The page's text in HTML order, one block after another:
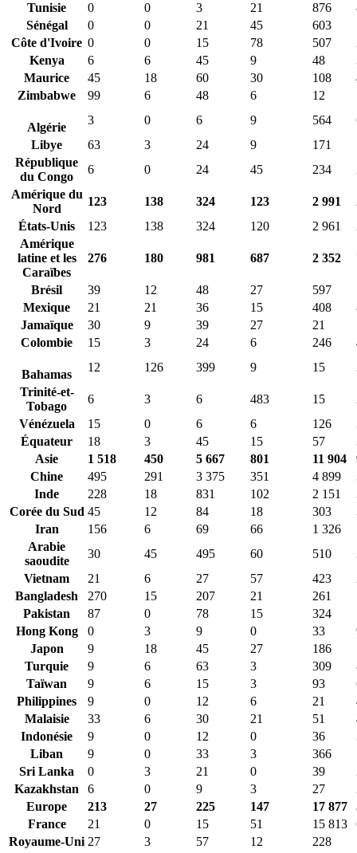
Tunisie
0 0 3 21 876
Sénégal
0 0 21 45 603
Côte d'Ivoire 0 0 15 78 507
Kenya
6 6 45 9 48
Maurice
45 18 60 30 108
Zimbabwe
99 6 48 6 12
Algérie
3 0 6 9 564
Libye
63 3 24 9 171
République
du Congo
6 0 24 45 234
Amérique du
Nord
123 138 324 123 2 991
États-Unis
123 138 324 120 2 961
Amérique
latine et les
Caraïbes
276 180 981 687 2 352
Brésil 39 12 48 27 597
Mexique
21 21 36 15 408
Jamaïque
30 9 39 27 21
Colombie
15 3 24 6 246
Bahamas
12 126 399 9 15
Trinité-et-
Tobago
6 3 6 483 15
Vénézuela
15 0 6 6 126
Équateur
18 3 45 15 57
Asie
1 518 450 5 667 801 11 904
Chine
495 291 3 375 351 4 899
Inde
228 18 831 102 2 151
Corée du Sud 45 12 84 18 303
Iran
156 6 69 66 1 326
Arabie
saoudite
30 45 495 60 510
Vietnam
21 6 27 57 423
Bangladesh
270 15 207 21 261
Pakistan
87 0 78 15 324
Hong Kong
0 3 9 0 33
Japon
9 18 45 27 186
Turquie
9 6 63 3 309
Taïwan
9 6 15 3 93
Philippines
9 0 12 6 21
Malaisie
33 6 30 21 51
Indonésie
9 0 12 0 36
Liban
9 0 33 3 366
Sri Lanka
0 3 21 0 39
Kazakhstan
6 0 9 3 27
Europe
213 27 225 147 17 877
France
21 0 15 51 15 813
Royaume-Uni 27 3 57 12 228